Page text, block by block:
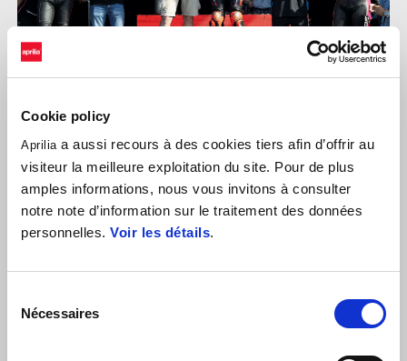
Cookie policy
Aprilia a aussi recours à des cookies tiers afin d’offrir au
visiteur la meilleure exploitation du site. Pour de plus
amples informations, nous vous invitons à consulter
notre note d’information sur le traitement des données
personnelles. Voir les détails.
Nécessaires
Le circuit de Misano a connu une journée riche en événements,
avec la scène Radio DeeJay qui a fait vibrer le public et donné le
ton des festivités entre chaque événement.
une course spectaculaire en duel avec un départ de type Le
se sont affrontées
sur la piste. Au terme de onze tours palpitants, riches en